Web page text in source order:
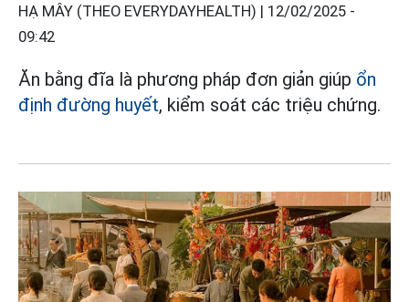
HẠ MÂY (THEO EVERYDAYHEALTH) | 12/02/2025 -
09:42
Ăn bằng đĩa là phương pháp đơn giản giúp ổn
định đường huyết, kiểm soát các triệu chứng.